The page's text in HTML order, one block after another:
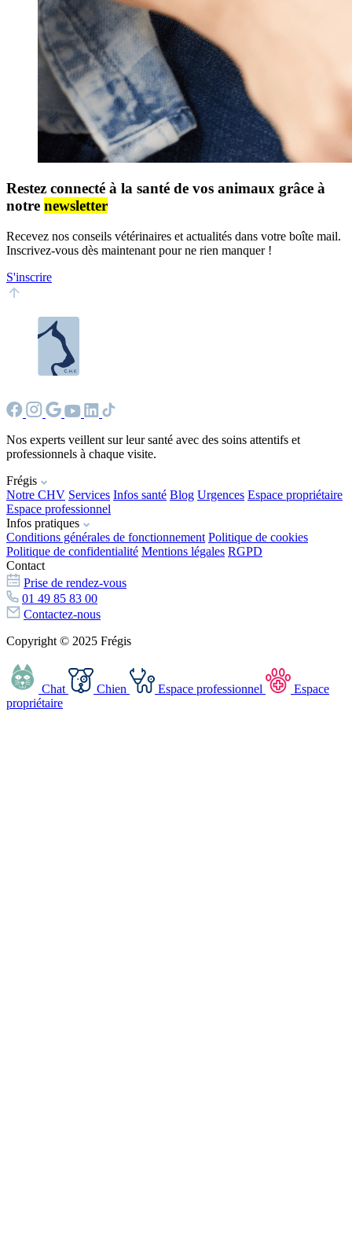
Restez connecté à la santé de vos animaux grâce à
notre newsletter
Recevez nos conseils vétérinaires et actualités dans votre boîte mail.
Inscrivez-vous dès maintenant pour ne rien manquer !
S'inscrire
Nos experts veillent sur leur santé avec des soins attentifs et
professionnels à chaque visite.
Frégis
Notre CHV Services Infos santé Blog Urgences Espace propriétaire
Espace professionnel
Infos pratiques
Conditions générales de fonctionnement Politique de cookies
Politique de confidentialité Mentions légales RGPD
Contact
Prise de rendez-vous
01 49 85 83 00
Contactez-nous
Copyright © 2025 Frégis
Chat Chien Espace professionnel
Espace
propriétaire